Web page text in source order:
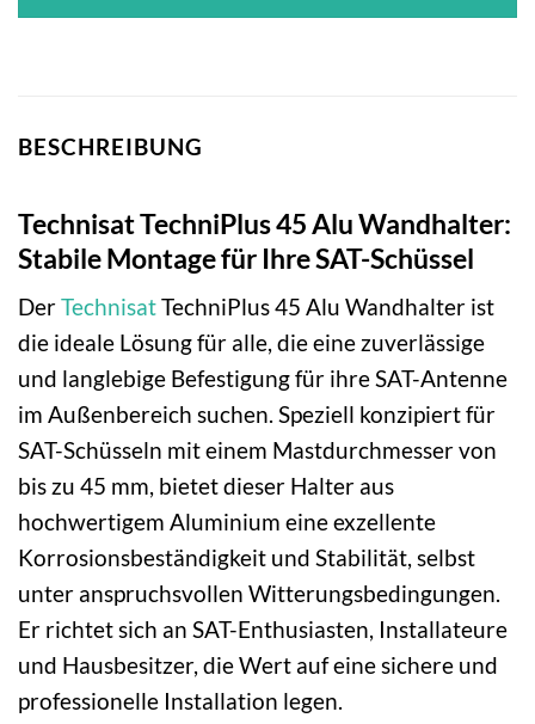
BESCHREIBUNG
Technisat TechniPlus 45 Alu Wandhalter:
Stabile Montage für Ihre SAT-Schüssel
DerTechnisatTechniPlus 45 Alu Wandhalter ist
die ideale Lösung für alle, die eine zuverlässige
und langlebige Befestigung für ihre SAT-Antenne
im Außenbereich suchen. Speziell konzipiert für
SAT-Schüsseln mit einem Mastdurchmesser von
bis zu 45 mm, bietet dieser Halter aus
hochwertigem Aluminium eine exzellente
Korrosionsbeständigkeit und Stabilität, selbst
unter anspruchsvollen Witterungsbedingungen.
Er richtet sich an SAT-Enthusiasten, Installateure
und Hausbesitzer, die Wert auf eine sichere und
professionelle Installation legen.